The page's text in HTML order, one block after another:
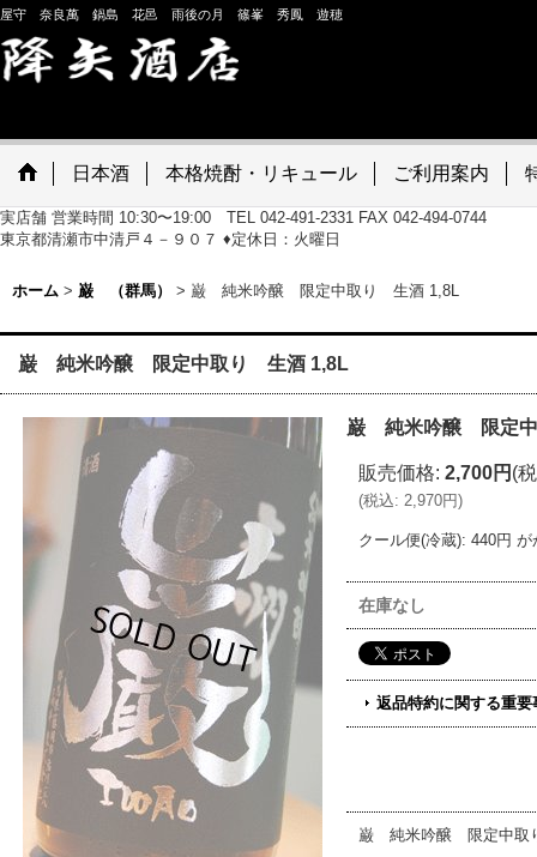
屋守 奈良萬 鍋島 花邑 雨後の月 篠峯 秀鳳 遊穂
日本酒 本格焼酎・リキュール ご利用案内
実店舗 営業時間 10:30〜19:00 TEL 042-491-2331 FAX 042-494-0744
東京都清瀬市中清戸４－９０７ ♦定休日：火曜日
ホーム > 巌 （群馬） > 巌 純米吟醸 限定中取り 生酒 1,8L
巌 純米吟醸 限定中取り 生酒 1,8L
巌 純米吟醸 限定
販売価格: 2,700円 (
(税込: 2,970円)
クール便(冷蔵): 440円 が
在庫なし
返品特約に関する重要
巌 純米吟醸 限定中取